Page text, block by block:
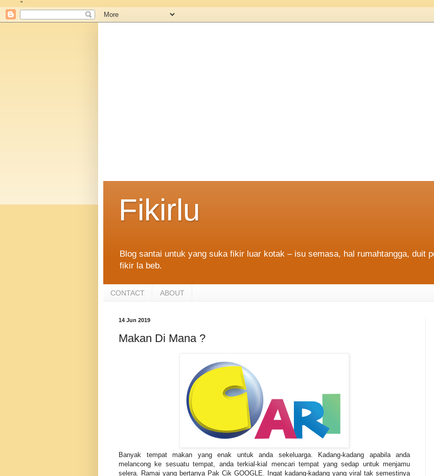
"
Fikirlu
Blog santai untuk yang suka fikir luar kotak – isu semasa, hal rumahtangga, duit
fikir la beb.
CONTACT ABOUT
14 Jun 2019
Makan Di Mana ?
Banyak tempat makan yang enak untuk anda sekeluarga. Kadang-kadang apabila anda
melancong ke sesuatu tempat, anda terkial-kial mencari tempat yang sedap untuk menjamu
selera. Ramai yang bertanya Pak Cik GOOGLE. Ingat kadang-kadang yang viral tak semestinya